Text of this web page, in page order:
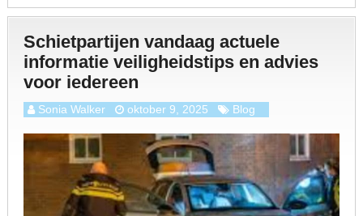
Schietpartijen vandaag actuele
informatie veiligheidstips en advies
voor iedereen
Sonia Walker oktober 9, 2025 Blog